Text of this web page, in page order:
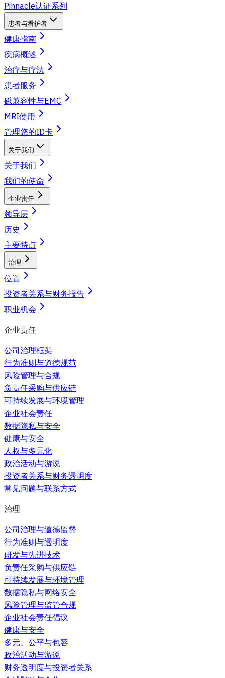
Pinnacle认证系列
患者与看护者
健康指南
疾病概述
治疗与疗法
患者服务
磁兼容性与EMC
MRI使用
管理您的ID卡
关于我们
关于我们
我们的使命
企业责任
领导层
历史
主要特点
治理
位置
投资者关系与财务报告
职业机会
企业责任
公司治理框架
行为准则与道德规范
风险管理与合规
负责任采购与供应链
可持续发展与环境管理
企业社会责任
数据隐私与安全
健康与安全
人权与多元化
政治活动与游说
投资者关系与财务透明度
常见问题与联系方式
治理
公司治理与道德监督
行为准则与透明度
研发与先进技术
负责任采购与供应链
可持续发展与环境管理
数据隐私与网络安全
风险管理与监管合规
企业社会责任倡议
健康与安全
多元、公平与包容
政治活动与游说
财务透明度与投资者关系